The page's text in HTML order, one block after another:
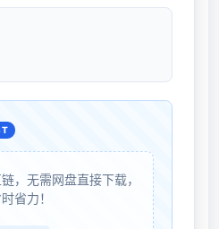
，无需网盘直接下载，
省力！